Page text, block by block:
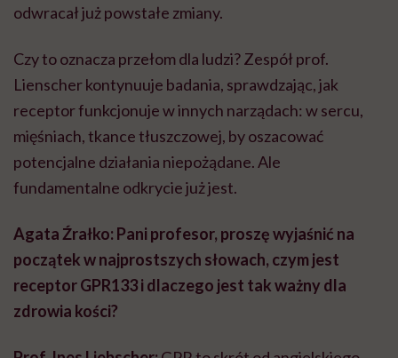
odwracał już powstałe zmiany.
Czy to oznacza przełom dla ludzi? Zespół prof.
Lienscher kontynuuje badania, sprawdzając, jak
receptor funkcjonuje w innych narządach: w sercu,
mięśniach, tkance tłuszczowej, by oszacować
potencjalne działania niepożądane. Ale
fundamentalne odkrycie już jest.
Agata Źrałko: Pani profesor, proszę wyjaśnić na
początek w najprostszych słowach, czym jest
receptor GPR133 i dlaczego jest tak ważny dla
zdrowia kości?